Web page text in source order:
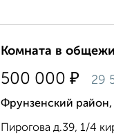
Комната в
500 000 ₽ 29
Фрунзенский район,
Пирогова д.39, 1/4